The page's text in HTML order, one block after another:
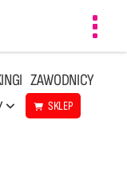
ZAWODNICY
SKLEP